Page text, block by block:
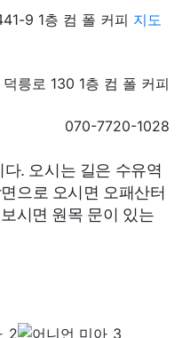
9 1층 컴 폴 커피 지도
릉로 130 1층 컴 폴 커피
070-7720-1028
. 오시는 길은 수유역
으로 오시면 오패산터
시면 원목 문이 있는